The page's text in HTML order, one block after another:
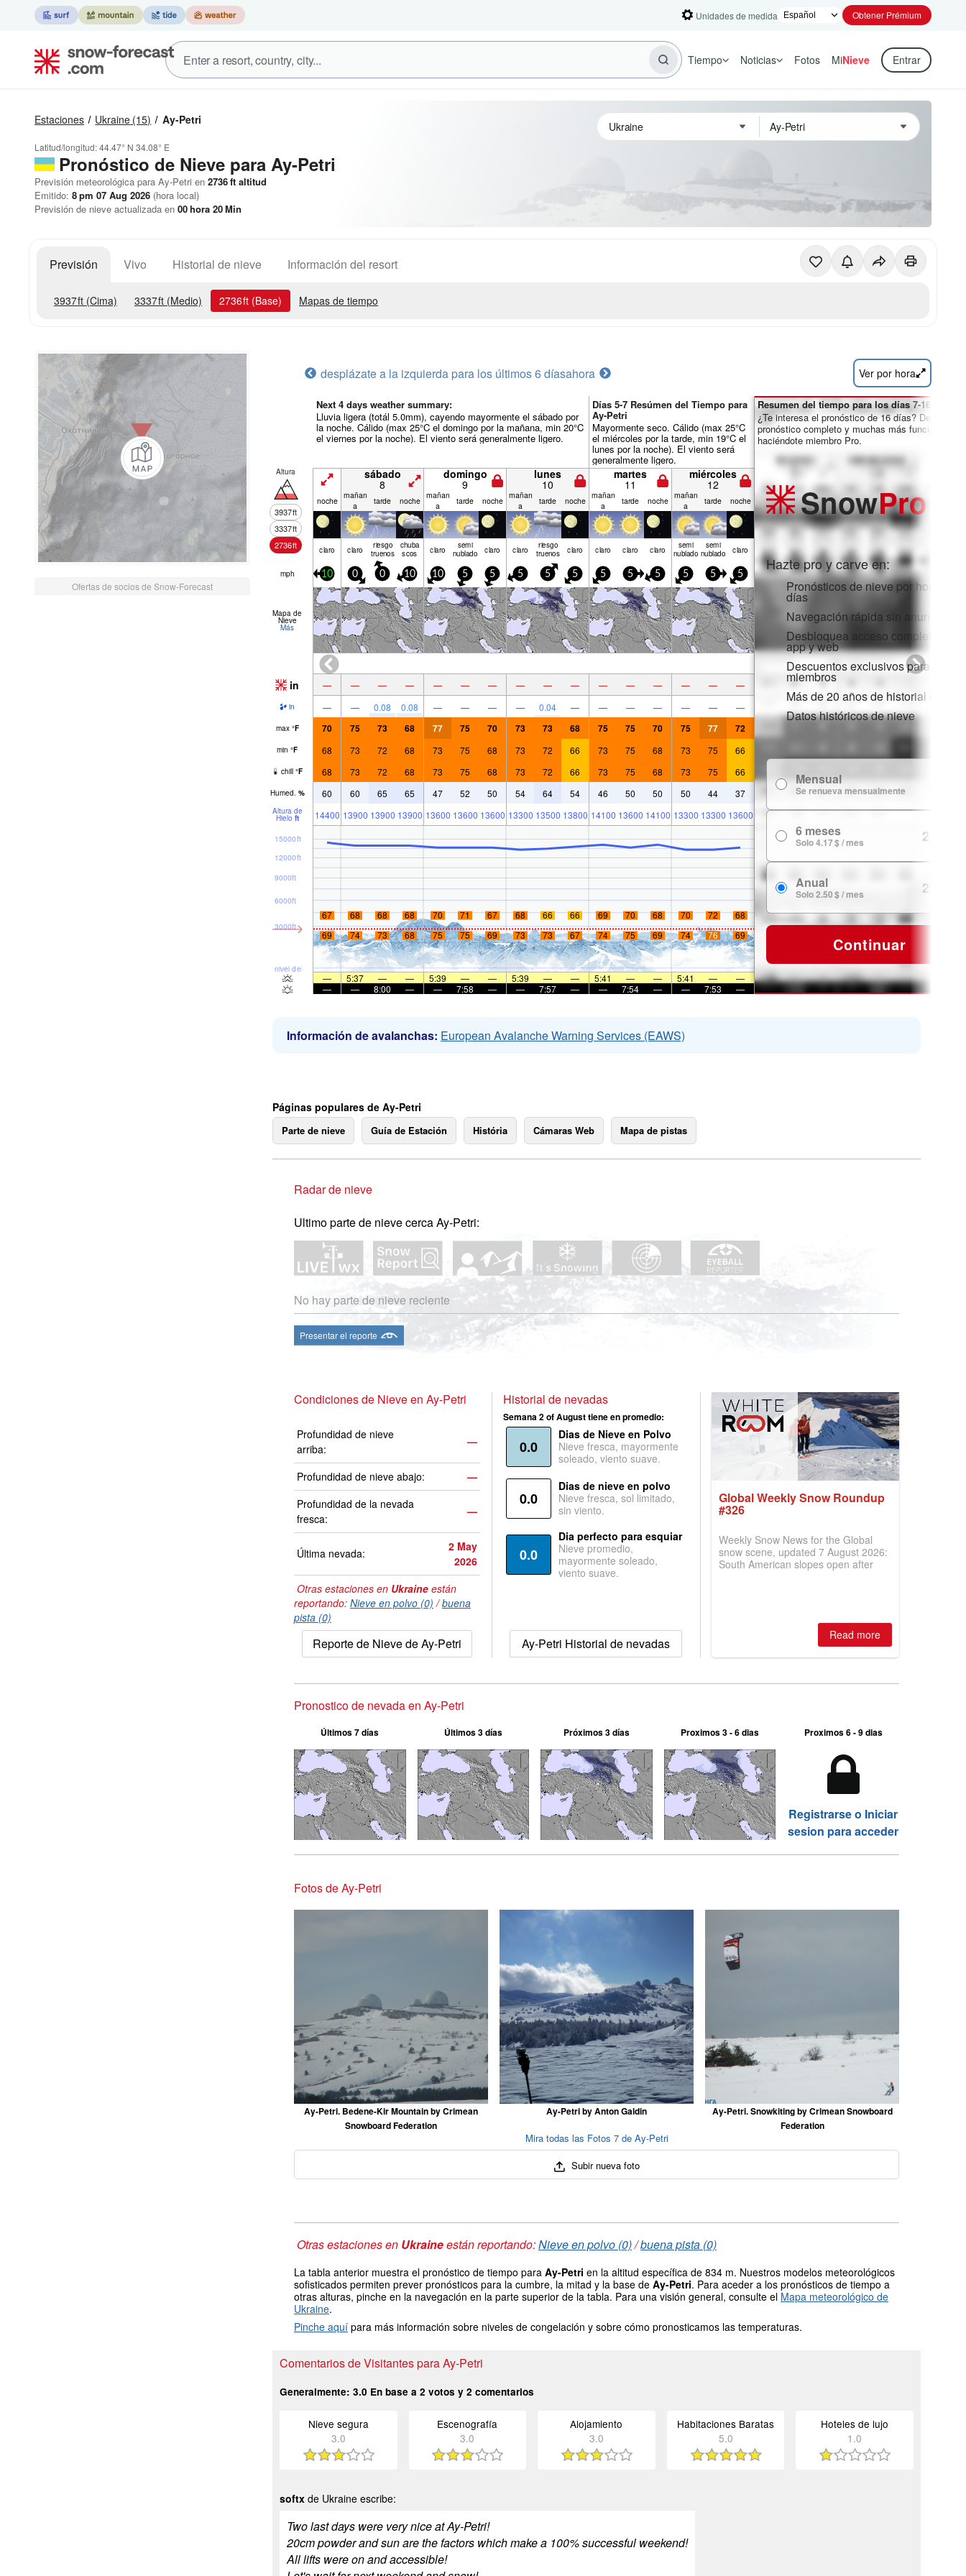
Unidades de medida Obtener Prémium
Tiempo Noticias Fotos MiNieve Entrar
Estaciones Ukraine (15) Ay-Petri
Latitud/longitud:44.47° N 34.08° E
Pronóstico de Nieve para Ay-Petri
Previsión meteorológica para Ay-Petri en 2736ft altitud
Emitido: 8 pm 07 Aug 2026 (hora local)
Previsión de nieve actualizada en 00hora 20Min
Previsión Vivo Historial de nieve Información del resort
3937ft (Cima) 3337ft (Medio) 2736ft (Base) Mapas de tiempo
Ofertas de socios de Snow-Forecast
desplázate a la izquierda para los últimos 6 díasahora Ver por hora
Next 4 days weather summary:
Lluvia ligera (totál 5.0mm), cayendo mayormente el sábado por
la noche. Cálido (max 25°C el domingo por la mañana, min 20°C
el viernes por la noche). El viento será generalmente ligero.
Días 5-7 Resúmen del Tiempo para
Ay-Petri
Mayormente seco. Cálido (max 25°C
el miércoles por la tarde, min 19°C el
lunes por la noche). El viento será
generalmente ligero.
Altura
3937ft
3337ft
2736ft
sábado
8
domingo
9
lunes
10
martes
11
miércoles
12
noche mañan
a
tarde noche mañan
a
tarde noche mañan
a
tarde noche mañan
a
tarde noche mañan
a
tarde noche
claro claro riesgo
truenos
chuba
scos claro semi
nublado claro claro riesgo
truenos claro claro claro claro semi
nublado
semi
nublado claro
mph 10 0 0 10 10 5 5 5 5 5 5 5 5 5 5 5
Mapa de
Nieve
Más
in — — — — — — — — — — — — — — — —
in — — 0.08 0.08 — — — — 0.04 — — — — — — —
max °F 70 75 73 68 77 75 70 73 73 68 75 75 70 75 77 72
min °F 68 73 72 68 73 75 68 73 72 66 73 75 68 73 75 66
chill °F 68 73 72 68 73 75 68 73 72 66 73 75 68 73 75 66
Humed. % 60 60 65 65 47 52 50 54 64 54 46 50 50 50 44 37
Altura de
Hielo ft 14400 13900 13900 13900 13600 13600 13600 13300 13500 13800 14100 13600 14100 13300 13300 13600
nivel del mar
3000ft
6000ft
9000ft
12000ft
15000ft
67 68 68 68 70 71 67 68 66 66 69 70 68 70 72
68
69
74 73 68 75 75 69 73 73 67 74 75 69 74 76 69
— 5:37 — — 5:39 — — 5:39 — — 5:41 — — 5:41 —
—
—
— 8:00 — — 7:58 — — 7:57 — — 7:54 — — 7:53 —
Resumen del tiempo para los días 7-16:
¿Te interesa el pronóstico de 16 días?
pronóstico completo y muchas más funciones
haciéndote miembro Pro.
SnowPro
Hazte pro y carve en:
Pronósticos de nieve por horas y
días
Navegación rápida sin anuncios
Desbloquea acceso completo en la
app y web
Descuentos exclusivos para
miembros
Más de 20 años de historial de
Datos históricos de nieve
Mensual
Se renueva mensualmente
6 meses
Solo 4.17 $ / mes 24.99 $
Anual
Solo 2.50 $ / mes 29.99 $
Continuar
Información de avalanchas: European Avalanche Warning Services (EAWS)
Páginas populares de Ay-Petri
Parte de nieve Guía de Estación História Cámaras Web Mapa de pistas
Radar de nieve
Ultimo parte de nieve cerca Ay-Petri:
No hay parte de nieve reciente
Presentar el reporte
Condiciones de Nieve en Ay-Petri
Profundidad de nieve
arriba:
—
Profundidad de nieve abajo:
—
Profundidad de la nevada
fresca:
—
Última nevada:
2 May
2026
Otras estaciones en Ukraine están
reportando: Nieve en polvo (0) /buena
pista (0)
Reporte de Nieve de Ay-Petri
Historial de nevadas
Semana 2 of August tiene en promedio:
0.0
Dias de Nieve en Polvo
Nieve fresca, mayormente
soleado, viento suave.
0.0
Dias de nieve en polvo
Nieve fresca, sol limitado,
sin viento.
0.0
Dia perfecto para esquiar
Nieve promedio,
mayormente soleado,
viento suave.
Ay-Petri Historial de nevadas
Global Weekly Snow Roundup
#326
Weekly Snow News for the Global
snow scene, updated 7 August 2026:
South American slopes open after
two outdoor areas still open.
Read more
Pronostico de nevada en Ay-Petri
Últimos 7 días Últimos 3 días Próximos 3 días Proximos 3 - 6 dias Proximos 6 - 9 dias
Registrarse o Iniciar
sesion para acceder
Fotos de Ay-Petri
Ay-Petri. Bedene-Kir Mountain by Crimean
Snowboard Federation
Ay-Petri by Anton Galdin
Ay-Petri. Snowkiting by Crimean Snowboard
Federation
Mira todas las Fotos 7 de Ay-Petri
Subir nueva foto
Otras estaciones en Ukraineestán reportando:Nieve en polvo (0)/buena pista (0)
La tabla anterior muestra el pronóstico de tiempo para Ay-Petri en la altitud específica de 834 m. Nuestros modelos meteorológicos
sofisticados permiten prever pronósticos para la cumbre, la mitad y la base de Ay-Petri. Para aceder a los pronósticos de tiempo a
otras alturas, pinche en la navegación en la parte superior de la tabla. Para una visión general, consulte el Mapa meteorológico de
Ukraine.
Pinche aquí para más información sobre niveles de congelación y sobre cómo pronosticamos las temperaturas.
Comentarios de Visitantes para Ay-Petri
Generalmente: 3.0 En base a 2 votos y 2 comentarios
Nieve segura
3.0
Escenografía
3.0
Alojamiento
3.0
Habitaciones Baratas
5.0
Hoteles de lujo
1.0
softx de Ukraine escribe:
Two last days were very nice at Ay-Petri!
20cm powder and sun are the factors which make a 100% successful weekend!
All lifts were on and accessible!